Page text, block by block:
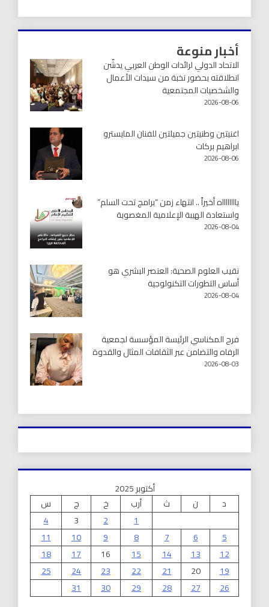
أخبار منوعة
الاتحاد الدولي لرائدات الوطن العربي يدشّن
انطلاقته بحضور نخبة من سيدات الأعمال
والشخصيات المجتمعية
2026-08-06
اغنيتين وطنيتين جميلتين للفنان المايسترو
ابراهيم بركات
2026-08-06
يااااااااه أخيراً .. انتهاء زمن “برامج تحت السلم”
واستعادة الهيبة الإعلامية المغصوبة
2026-08-04
نقيب العلوم الصحية: العنصر البشري هو
أساس التطورات التكنولوجية
2026-08-04
فرح المكناسي الرئيسة المؤسسة لجمعية
الرفاه والتضامن عبر الثقافات المثال والقدوة
2026-08-03
أكتوبر 2025
د
ن ث أرب خ ج
س
1
2
3
4
5
6
7
8
9
10
11
12
13
14
15
16
17
18
19
20
21
22
23
24
25
26
27
28
29
30
31